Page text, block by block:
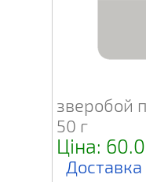
зверобой
50 г
Ціна:
Доставка